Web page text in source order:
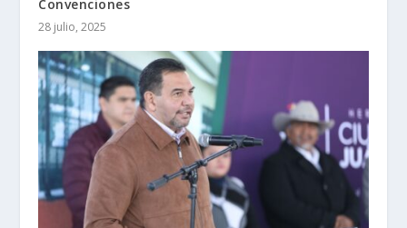
Convenciones
28 julio, 2025